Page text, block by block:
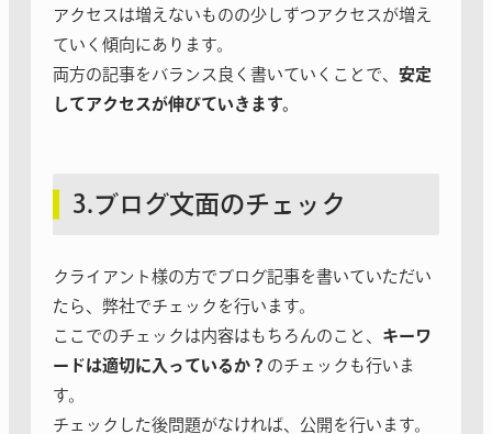
アクセスは増えないものの少しずつアクセスが増え
ていく傾向にあります。
両方の記事をバランス良く書いていくことで、 安定
してアクセスが伸びていきます。
3.ブログ文面のチェック
クライアント様の方でブログ記事を書いていただい
たら、弊社でチェックを行います。
ここでのチェックは内容はもちろんのこと、 キーワ
ードは適切に入っているか？ のチェックも行いま
す。
チェックした後問題がなければ、公開を行います。